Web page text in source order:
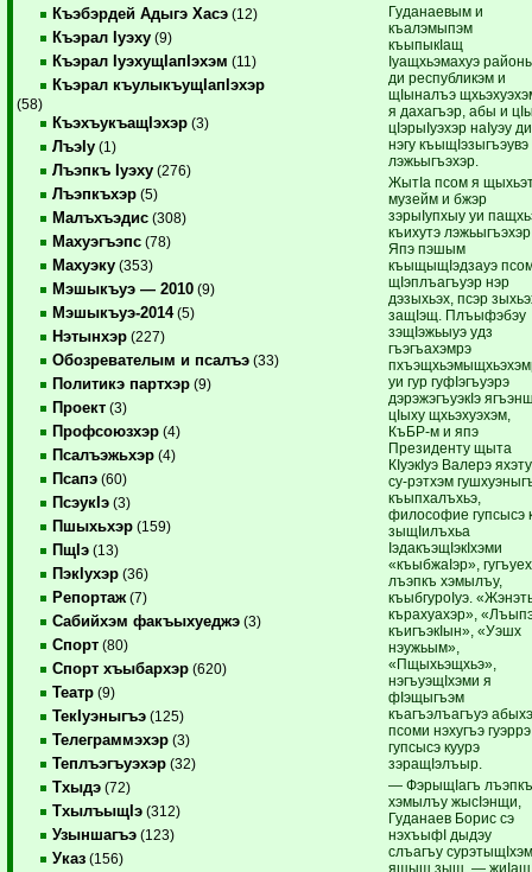
Къэбэрдей Адыгэ Хасэ (12)
Къэрал Iуэху (9)
Къэрал IуэхущIапIэхэм (11)
Къэрал къулыкъущIапIэхэр
(58)
КъэхъукъащIэхэр (3)
ЛъэIу (1)
Лъэпкъ Iуэху (276)
Лъэпкъхэр (5)
Малъхъэдис (308)
Махуэгъэпс (78)
Махуэку (353)
Мэшыкъуэ — 2010 (9)
Мэшыкъуэ-2014(5)
Нэтынхэр (227)
Обозревателым и псалъэ (33)
Политикэ партхэр (9)
Проект (3)
Профсоюзхэр (4)
Псалъэжьхэр (4)
Псапэ (60)
ПсэукIэ (3)
Пшыхьхэр (159)
ПщIэ (13)
ПэкIухэр (36)
Репортаж (7)
Сабийхэм факъыхуеджэ (3)
Спорт (80)
Спорт хъыбархэр (620)
Театр (9)
ТекIуэныгъэ (125)
Телеграммэхэр (3)
Теплъэгъуэхэр (32)
Тхыдэ (72)
ТхылъыщIэ (312)
Узыншагъэ (123)
Указ (156)
Гуданаевым и
къалэмыпэм
къыпыкIащ
Iуащхьэмахуэ
ди республикэм и
щIыналъэ
я дахагъэр, абы и
цIэрыIуэхэр наIуэу ди
нэгу къыщIэзыгъэувэ
лэжьыгъэхэр.
ЖытIа псом я
музейм и бжэр
зэрыIупхыу уи
къихутэ
Япэ пэшым
къыщыщIэдзауэ
щIэплъагъуэр нэр
дэзыхьэх, псэр
защIэщ. Плъыфэбэу
зэщIэжьыуэ удз
гъэгъахэмрэ
уи гур гуфIэгъуэрэ
дэрэжэгъуэкIэ
цIыху щхьэхуэхэм,
КъБР-м и япэ
Президенту щыта
КIуэкIуэ Валерэ
су-рэтхэм
къыпхалъхьэ,
философие гупсысэ
зыщIилъхьа
IэдакъэщIэкIхэми
«къыбжаIэр»,
лъэпкъ хэмылъу,
къыбгуроIуэ.
кърахуахэр»,
къигъэкIын», «Уэшх
нэужьым»,
«Пщыхьэщхьэ»,
нэгъуэщIхэми я
фIэщыгъэм
къагъэлъагъуэ
псоми нэхугъэ гуэррэ
гупсысэ куурэ
зэращIэлъыр.
— ФэрыщIагъ
хэмылъу жысIэнщи,
Гуданаев Борис сэ
нэхъыфI дыдэу
слъагъу
ящыщ зыщ, — жиIащ